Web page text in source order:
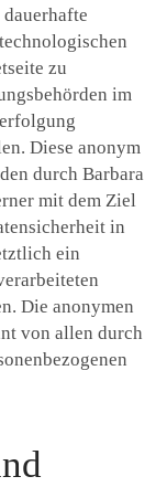
zu
im
Diese anonym
durch Barbara
mit dem Ziel
in
ein
Die anonymen
von allen durch